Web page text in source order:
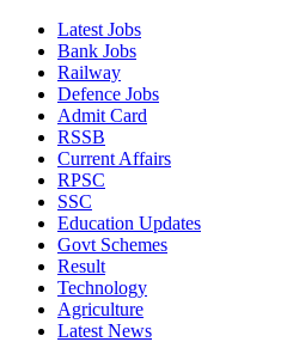
Latest Jobs
Bank Jobs
Railway
Defence Jobs
Admit Card
RSSB
Current Affairs
RPSC
SSC
Education Updates
Govt Schemes
Result
Technology
Agriculture
Latest News